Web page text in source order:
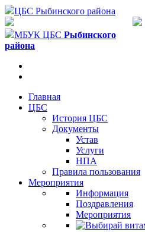
ЦБС Рыбинского района
МБУК ЦБС Рыбинского
района
Главная
ЦБС
История ЦБС
Документы
Устав
Услуги
НПА
Правила пользования
Мероприятия
Информация
Поздравления
Мероприятия